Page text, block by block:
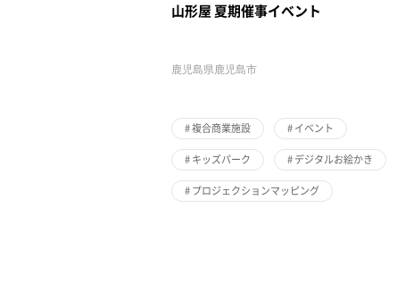
山形屋 夏期催事イベント
鹿児島県鹿児島市
#複合商業施設 #イベント
#キッズパーク #デジタルお絵かき
#プロジェクションマッピング